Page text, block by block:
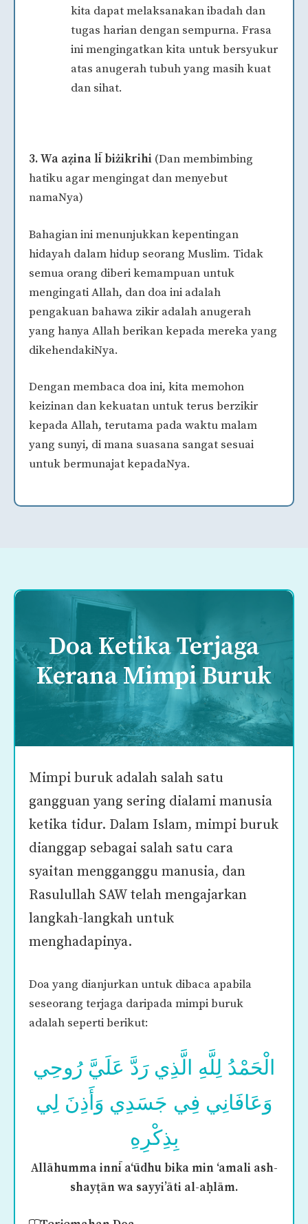
kita dapat melaksanakan ibadah dan
tugas harian dengan sempurna. Frasa
ini mengingatkan kita untuk bersyukur
atas anugerah tubuh yang masih kuat
dan sihat.
3. Wa aẓina lī biżikrihi (Dan membimbing
hatiku agar mengingat dan menyebut
namaNya)
Bahagian ini menunjukkan kepentingan
hidayah dalam hidup seorang Muslim. Tidak
semua orang diberi kemampuan untuk
mengingati Allah, dan doa ini adalah
pengakuan bahawa zikir adalah anugerah
yang hanya Allah berikan kepada mereka yang
dikehendakiNya.
Dengan membaca doa ini, kita memohon
keizinan dan kekuatan untuk terus berzikir
kepada Allah, terutama pada waktu malam
yang sunyi, di mana suasana sangat sesuai
untuk bermunajat kepadaNya.
Doa Ketika Terjaga
Kerana Mimpi Buruk
Mimpi buruk adalah salah satu
gangguan yang sering dialami manusia
ketika tidur. Dalam Islam, mimpi buruk
dianggap sebagai salah satu cara
syaitan mengganggu manusia, dan
Rasulullah SAW telah mengajarkan
langkah-langkah untuk
menghadapinya.
Doa yang dianjurkan untuk dibaca apabila
seseorang terjaga daripada mimpi buruk
adalah seperti berikut:
الْحَمْدُ لِلَّهِ الَّذِي رَدَّ عَلَيَّ رُوحِي
وَعَافَانِي فِي جَسَدِي وَأَذِنَ لِي
بِذِكْرِهِ
Allāhumma innī a‘ūdhu bika min ‘amali ash-
shayṭān wa sayyi’āti al-aḥlām.